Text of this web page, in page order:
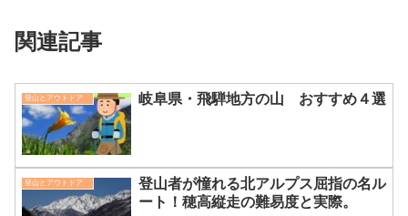
関連記事
登山とアウトドア 岐阜県・飛騨地方の山 おすすめ４選
登山とアウトドア
登山者が憧れる北アルプス屈指の名ル
ート！穂高縦走の難易度と実際。